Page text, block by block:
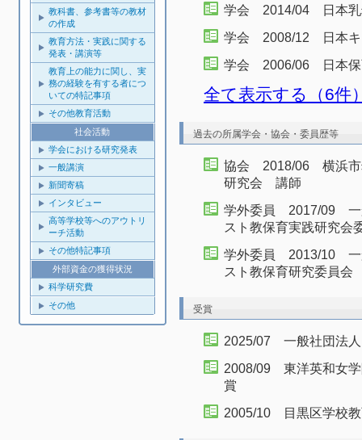
教科書、参考書等の教材
の作成
教育方法・実践に関する
発表・講演等
教育上の能力に関し、実
務の経験を有する者につ
いての特記事項
その他教育活動
社会活動
学会における研究発表
一般講演
新聞寄稿
インタビュー
高等学校等へのアウトリ
ーチ活動
その他特記事項
外部資金の獲得状況
科学研究費
その他
学会 2014/04 日本
学会 2008/12 日本キ
学会 2006/06 日本
全て表示する（6件
過去の所属学会・協会・委員歴等
協会 2018/06 横浜市
研究会 講師
学外委員 2017/09 一
スト教保育実践研究
学外委員 2013/10 一
スト教保育研究委員
受賞
2025/07 一般社団法
2008/09 東洋英和女
賞
2005/10 目黒区学校